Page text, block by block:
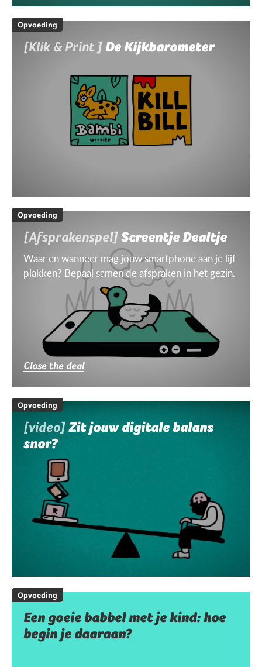
Opvoeding
[Klik & Print ] De Kijkbarometer
Opvoeding
[Afsprakenspel]Screentje Dealtje
Waar en wanneer mag jouw smartphone aan je lijf
plakken? Bepaal samen de afspraken in het gezin.
Close the deal
Opvoeding
[video]Zit jouw digitale balans
snor?
Opvoeding
Een goeie babbel met je kind: hoe
begin je daaraan?